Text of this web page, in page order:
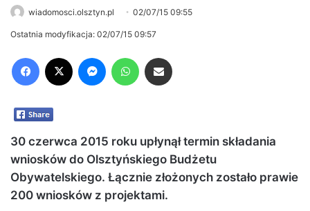
wiadomosci.olsztyn.pl 02/07/15 09:55
Ostatnia modyfikacja: 02/07/15 09:57
30 czerwca 2015 roku upłynął termin składania
wniosków do Olsztyńskiego Budżetu
Obywatelskiego. Łącznie złożonych zostało prawie
200 wniosków z projektami.